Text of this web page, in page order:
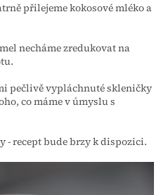
přilejeme kokosové mléko a
necháme zredukovat na
pečlivě vypláchnuté skleničky
co máme v úmyslu s
- recept bude brzy k dispozici.